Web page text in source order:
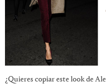
¿Quieres copiar este look de